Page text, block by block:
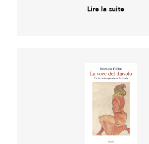
Lire la suite